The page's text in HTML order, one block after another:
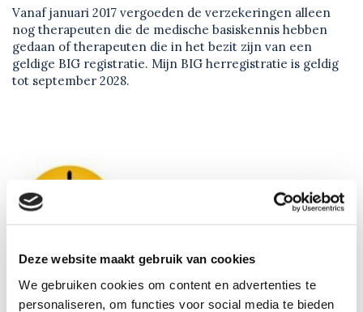
Deze website maakt gebruik van cookies
We gebruiken cookies om content en advertenties te
personaliseren, om functies voor social media te bieden
Vanaf januari 2017 vergoeden de verzekeringen alleen
nog therapeuten die de medische basiskennis hebben
gedaan of therapeuten die in het bezit zijn van een
geldige BIG registratie. Mijn BIG herregistratie is geldig
tot september 2028.